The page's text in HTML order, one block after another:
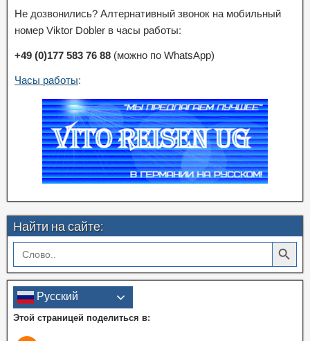
Не дозвонились? Алтернативный звонок на мобильный
номер Viktor Dobler в часы работы:
+49 (0)177 583 76 88 (можно по WhatsApp)
Часы работы:
Найти на сайте:
Search
for:
Search Button
Русский
Этой страницей поделиться в: